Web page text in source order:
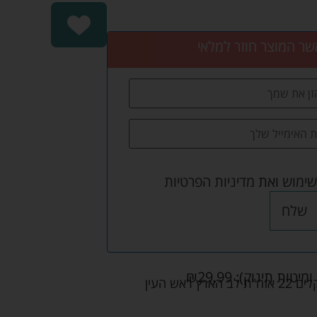
המוצר חוזר למלאי
ואת מדיניות הפרטיות
שלח
תינוק): ₪29.99 העין